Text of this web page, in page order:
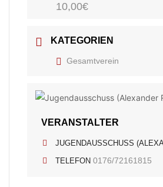
10,00€
KATEGORIEN
Gesamtverein
VERANSTALTER
JUGENDAUSSCHUSS
TELEFON 0176/72161815